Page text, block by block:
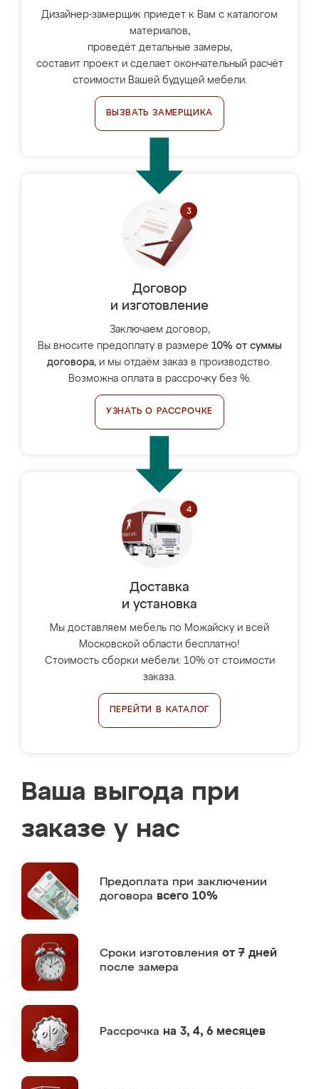
Дизайнер-замерщик приедет к Вам с каталогом
материалов,
проведёт детальные замеры,
составит проект и сделает окончательный расчёт
стоимости Вашей будущей мебели.
ВЫЗВАТЬ ЗАМЕРЩИКА
Договор
и изготовление
Заключаем договор,
Вы вносите предоплату в размере 10% от суммы
договора, и мы отдаём заказ в производство.
Возможна оплата в рассрочку без %.
УЗНАТЬ О РАССРОЧКЕ
Доставка
и установка
Мы доставляем мебель по Можайску и всей
Московской области бесплатно!
Стоимость сборки мебели: 10% от стоимости
заказа.
ПЕРЕЙТИ В КАТАЛОГ
Ваша выгода при
заказе у нас
Предоплата при заключении
договора всего 10%
Сроки изготовления от 7 дней
после замера
Рассрочка на 3, 4, 6 месяцев